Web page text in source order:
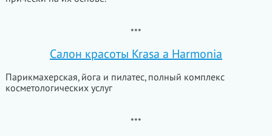
***
Салон красоты Krasa a Harmonia
Парикмахерская, йога и пилатес, полный комплекс
косметологических услуг
***